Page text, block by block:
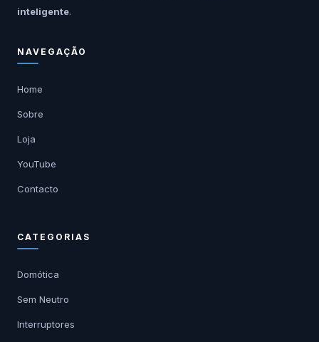
inteligente.
NAVEGAÇÃO
Home
Sobre
Loja
YouTube
Contacto
CATEGORIAS
Domótica
Sem Neutro
Interruptores